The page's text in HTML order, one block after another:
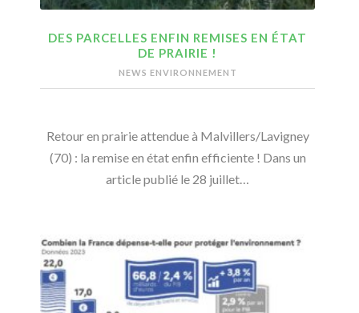
DES PARCELLES ENFIN REMISES EN ÉTAT
DE PRAIRIE !
NEWS ENVIRONNEMENT
Retour en prairie attendue à Malvillers/Lavigney
(70) : la remise en état enfin efficiente ! Dans un
article publié le 28 juillet…